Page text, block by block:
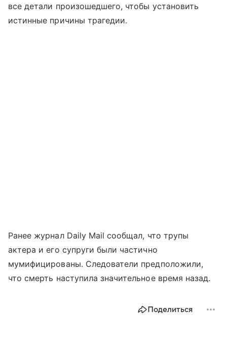
все детали произошедшего, чтобы установить
истинные причины трагедии.
Ранее журнал Daily Mail сообщал, что трупы
актера и его супруги были частично
мумифицированы. Следователи предположили,
что смерть наступила значительное время назад.
Поделиться